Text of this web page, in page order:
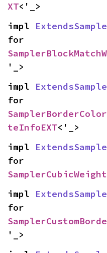
XT<'_>
impl
'_>
impl
teInfoEXT<'_>
impl
impl
'_>